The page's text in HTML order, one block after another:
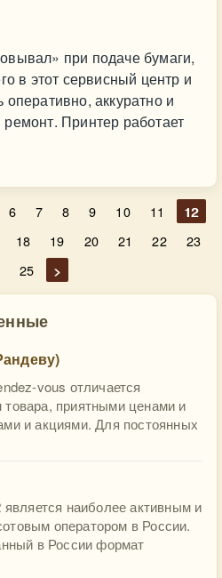
при подаче бумаги,
в этот сервисный центр и
аккуратно и
ремонт. Принтер работает
6 7 8 9 10 11
12
18 19 20 21 22
23
25 >
vous отличается
приятными ценами и
и акциями. Для постоянных
наиболее активным и
оператором в России.
в России формат